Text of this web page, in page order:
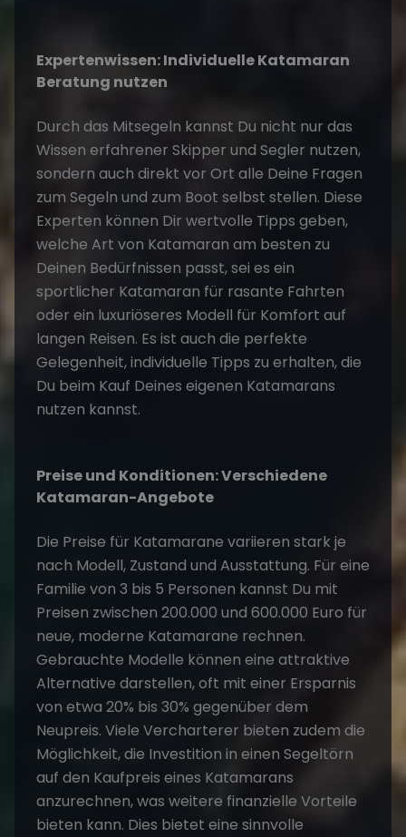
Expertenwissen: Individuelle Katamaran
Beratung nutzen
Durch das Mitsegeln kannst Du nicht nur das
Wissen erfahrener Skipper und Segler nutzen,
sondern auch direkt vor Ort alle Deine Fragen
zum Segeln und zum Boot selbst stellen. Diese
Experten können Dir wertvolle Tipps geben,
welche Art von Katamaran am besten zu
Deinen Bedürfnissen passt, sei es ein
sportlicher Katamaran für rasante Fahrten
oder ein luxuriöseres Modell für Komfort auf
langen Reisen. Es ist auch die perfekte
Gelegenheit, individuelle Tipps zu erhalten, die
Du beim Kauf Deines eigenen Katamarans
nutzen kannst​.
Preise und Konditionen: Verschiedene
Katamaran-Angebote
Die Preise für Katamarane variieren stark je
nach Modell, Zustand und Ausstattung. Für eine
Familie von 3 bis 5 Personen kannst Du mit
Preisen zwischen 200.000 und 600.000 Euro für
neue, moderne Katamarane rechnen.
Gebrauchte Modelle können eine attraktive
Alternative darstellen, oft mit einer Ersparnis
von etwa 20% bis 30% gegenüber dem
Neupreis. Viele Vercharterer bieten zudem die
Möglichkeit, die Investition in einen Segeltörn
auf den Kaufpreis eines Katamarans
anzurechnen, was weitere finanzielle Vorteile
bieten kann. Dies bietet eine sinnvolle